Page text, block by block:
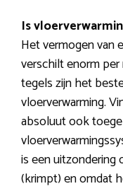
Is
Het vermogen van
verschilt enorm per
tegels zijn het
vloerverwarming.
absoluut ook
is een
(krimpt) en omdat